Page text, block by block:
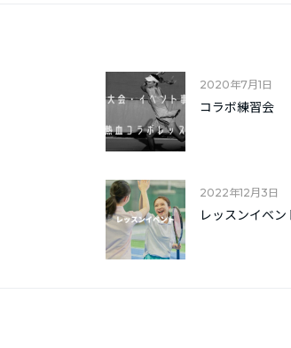
2020年7月1日
コラボ練習会
2022年12月3日
レッスンイベン